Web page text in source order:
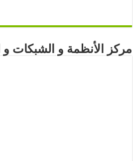
مركز الأنظمة و الشبكات و